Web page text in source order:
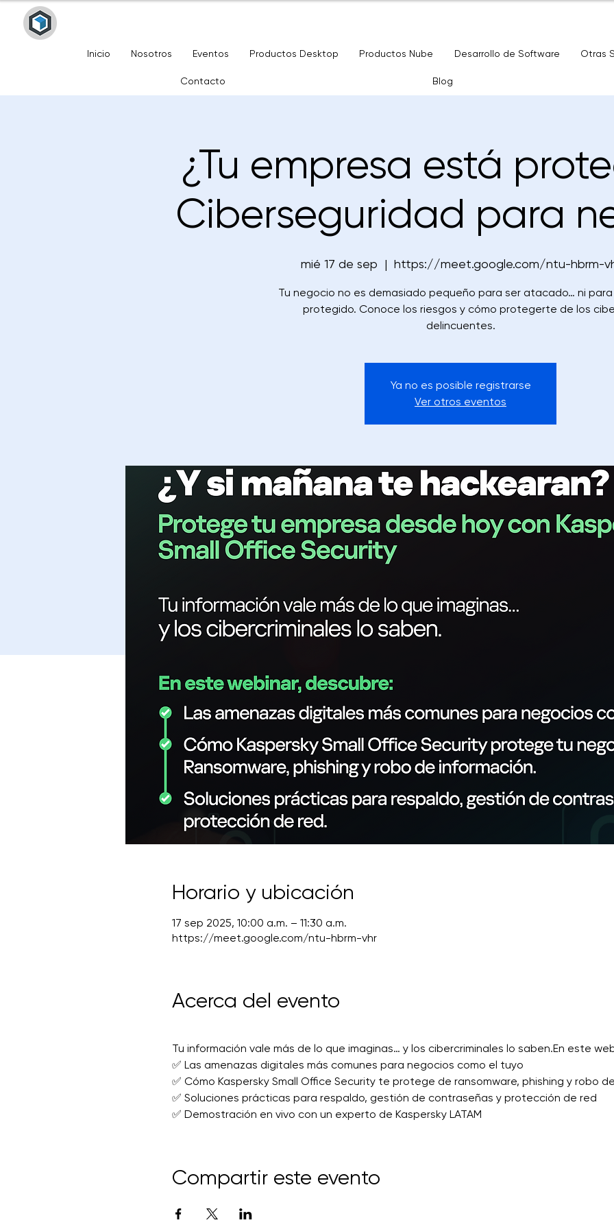
Inicio Nosotros Eventos Productos Desktop Productos Nube Desarrollo de Software Otras
Contacto Blog
¿Tu empresa está
Ciberseguridad para
mié 17 de sep
  |
https://meet.google.com/ntu-hbrm-
Tu negocio no es demasiado pequeño para ser atacado… ni
protegido. Conoce los riesgos y cómo protegerte de los
delincuentes.
Ya no es posible registrarse
Ver otros eventos
Horario y ubicación
17 sep 2025, 10:00 a.m. – 11:30 a.m.
https://meet.google.com/ntu-hbrm-vhr
Acerca del evento
Tu información vale más de lo que imaginas… y los cibercriminales lo saben.En este
✅ Las amenazas digitales más comunes para negocios como el tuyo
✅ Cómo Kaspersky Small Office Security te protege de ransomware, phishing y robo
✅ Soluciones prácticas para respaldo, gestión de contraseñas y protección de red
✅ Demostración en vivo con un experto de Kaspersky LATAM
Compartir este evento